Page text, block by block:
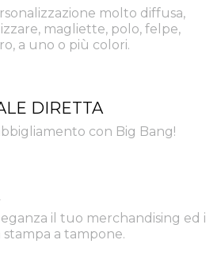
molto diffusa,
magliette, polo, felpe,
a uno o più colori.
DIRETTA
con Big Bang!
il tuo merchandising ed i
a tampone.